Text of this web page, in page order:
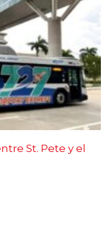
St. Pete y el